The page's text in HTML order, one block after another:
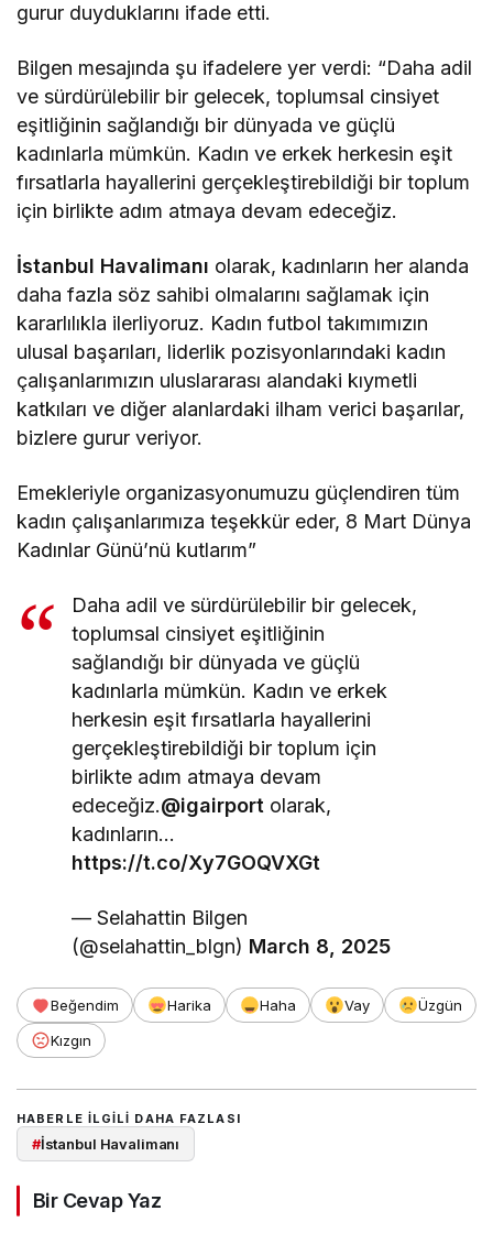
gurur duyduklarını ifade etti.
Bilgen mesajında şu ifadelere yer verdi: “Daha adil
ve sürdürülebilir bir gelecek, toplumsal cinsiyet
eşitliğinin sağlandığı bir dünyada ve güçlü
kadınlarla mümkün. Kadın ve erkek herkesin eşit
fırsatlarla hayallerini gerçekleştirebildiği bir toplum
için birlikte adım atmaya devam edeceğiz.
İstanbul Havalimanı olarak, kadınların her alanda
daha fazla söz sahibi olmalarını sağlamak için
kararlılıkla ilerliyoruz. Kadın futbol takımımızın
ulusal başarıları, liderlik pozisyonlarındaki kadın
çalışanlarımızın uluslararası alandaki kıymetli
katkıları ve diğer alanlardaki ilham verici başarılar,
bizlere gurur veriyor.
Emekleriyle organizasyonumuzu güçlendiren tüm
kadın çalışanlarımıza teşekkür eder, 8 Mart Dünya
Kadınlar Günü’nü kutlarım”
Daha adil ve sürdürülebilir bir gelecek,
toplumsal cinsiyet eşitliğinin
sağlandığı bir dünyada ve güçlü
kadınlarla mümkün. Kadın ve erkek
herkesin eşit fırsatlarla hayallerini
gerçekleştirebildiği bir toplum için
birlikte adım atmaya devam
edeceğiz.@igairport olarak,
kadınların…
https://t.co/Xy7GOQVXGt
— Selahattin Bilgen
(@selahattin_blgn) March 8, 2025
Beğendim Harika Haha Vay
Üzgün
Kızgın
HABERLE ILGILI DAHA FAZLASI
#İstanbul Havalimanı
Bir Cevap Yaz